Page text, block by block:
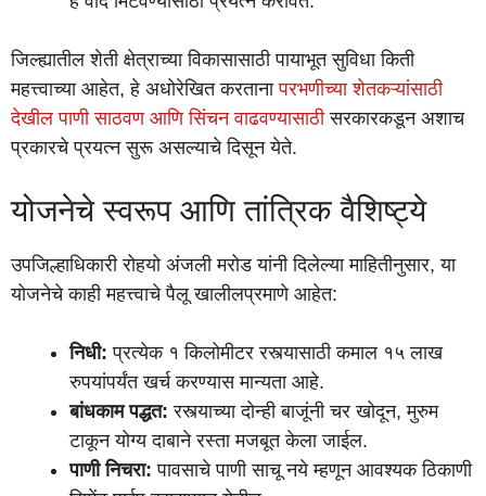
जिल्ह्यातील शेती क्षेत्राच्या विकासासाठी पायाभूत सुविधा किती
महत्त्वाच्या आहेत, हे अधोरेखित करतानापरभणीच्या शेतकऱ्यांसाठी
देखील पाणी साठवण आणि सिंचन वाढवण्यासाठीसरकारकडून अशाच
प्रकारचे प्रयत्न सुरू असल्याचे दिसून येते.
योजनेचे स्वरूप आणि तांत्रिक वैशिष्ट्ये
उपजिल्हाधिकारी रोहयो अंजली मरोड यांनी दिलेल्या माहितीनुसार, या
योजनेचे काही महत्त्वाचे पैलू खालीलप्रमाणे आहेत:
निधी: प्रत्येक १ किलोमीटर रस्त्यासाठी कमाल १५ लाख
रुपयांपर्यंत खर्च करण्यास मान्यता आहे.
बांधकाम पद्धत: रस्त्याच्या दोन्ही बाजूंनी चर खोदून, मुरुम
टाकून योग्य दाबाने रस्ता मजबूत केला जाईल.
पाणी निचरा: पावसाचे पाणी साचू नये म्हणून आवश्यक ठिकाणी